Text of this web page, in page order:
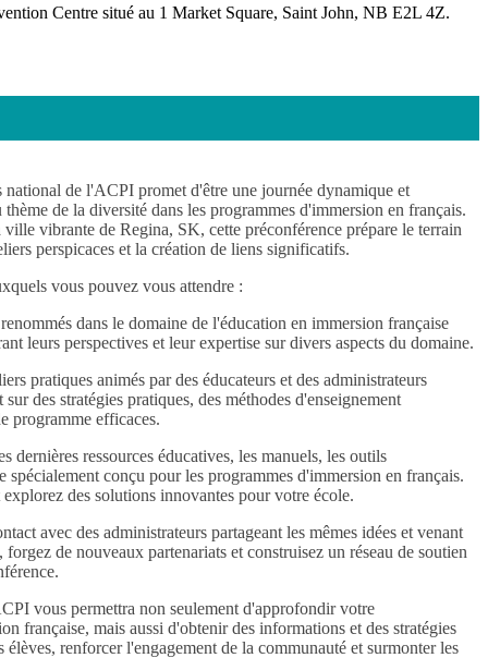
Centre situé au 1 Market Square, Saint John, NB E2L 4Z.
de l'ACPI promet d'être une journée dynamique et
de la diversité dans les programmes d'immersion en français.
vibrante de Regina, SK, cette préconférence prépare le terrain
perspicaces et la création de liens significatifs.
vous pouvez vous attendre :
dans le domaine de l'éducation en immersion française
leurs perspectives et leur expertise sur divers aspects du domaine.
pratiques animés par des éducateurs et des administrateurs
des stratégies pratiques, des méthodes d'enseignement
programme efficaces.
dernières ressources éducatives, les manuels, les outils
spécialement conçu pour les programmes d'immersion en français.
des solutions innovantes pour votre école.
avec des administrateurs partageant les mêmes idées et venant
de nouveaux partenariats et construisez un réseau de soutien
vous permettra non seulement d'approfondir votre
française, mais aussi d'obtenir des informations et des stratégies
élèves, renforcer l'engagement de la communauté et surmonter les